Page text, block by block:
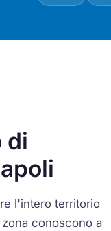
di
l'intero territorio
conoscono a